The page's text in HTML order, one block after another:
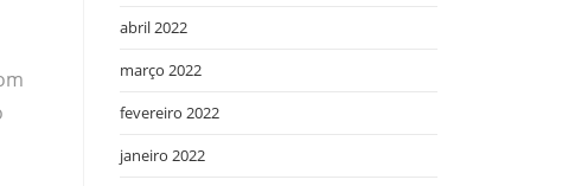
abril 2022
março 2022
fevereiro 2022
janeiro 2022